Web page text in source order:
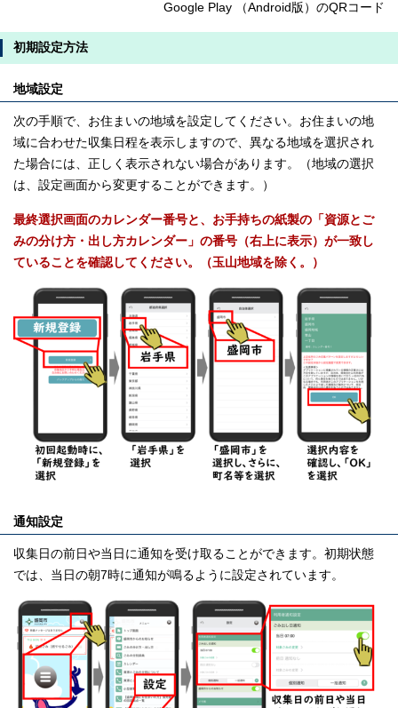
Google Play （Android版）のQRコード
初期設定方法
地域設定
次の手順で、お住まいの地域を設定してください。お住まいの地
域に合わせた収集日程を表示しますので、異なる地域を選択され
た場合には、正しく表示されない場合があります。（地域の選択
は、設定画面から変更することができます。）
最終選択画面のカレンダー番号と、お手持ちの紙製の「資源とご
みの分け方・出し方カレンダー」の番号（右上に表示）が一致し
ていることを確認してください。（玉山地域を除く。）
通知設定
収集日の前日や当日に通知を受け取ることができます。初期状態
では、当日の朝7時に通知が鳴るように設定されています。